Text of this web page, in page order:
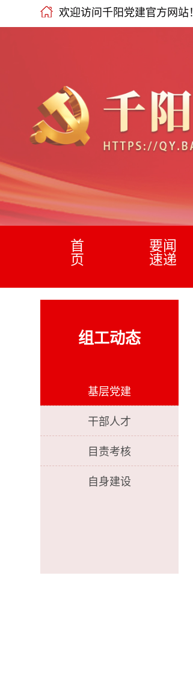
欢迎访问千阳党建官方网站！
首
页
要闻
速递
组工动态
基层党建
干部人才
目责考核
自身建设